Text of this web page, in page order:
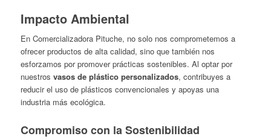
Impacto Ambiental
En Comercializadora Pituche, no solo nos comprometemos a
ofrecer productos de alta calidad, sino que también nos
esforzamos por promover prácticas sostenibles. Al optar por
nuestros vasos de plástico personalizados, contribuyes a
reducir el uso de plásticos convencionales y apoyas una
industria más ecológica.
Compromiso con la Sostenibilidad